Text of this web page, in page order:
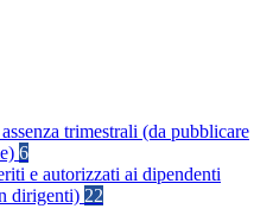
trimestrali (da pubblicare
6
e autorizzati ai dipendenti
dirigenti) 22